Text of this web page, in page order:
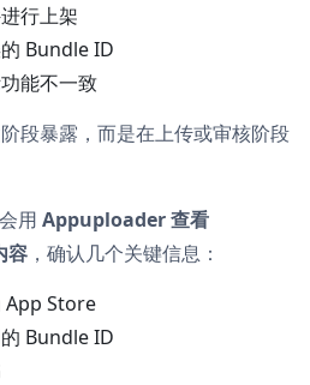
行上架
Bundle ID
能不一致
段暴露，而是在上传或审核阶段
用 Appuploader 查看
容 ，确认几个关键信息：
App Store
Bundle ID